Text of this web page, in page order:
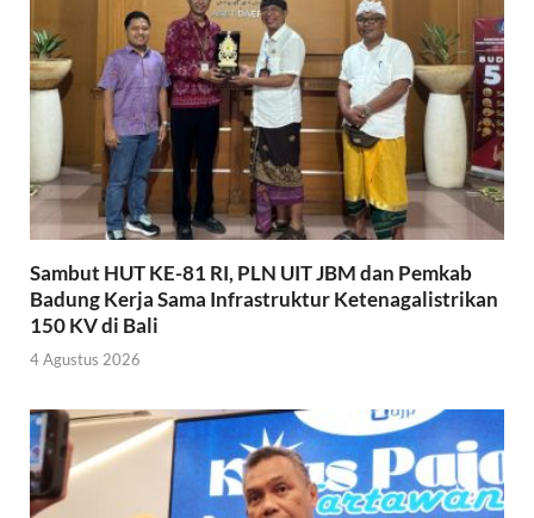
Sambut HUT KE-81 RI, PLN UIT JBM dan Pemkab
Badung Kerja Sama Infrastruktur Ketenagalistrikan
150 KV di Bali
4 Agustus 2026